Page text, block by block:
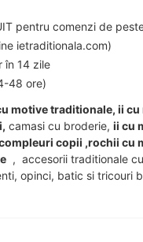
pentru comenzi de
ietraditionala.com)
în 14 zile
48 ore)
motive traditionale, ii cu
camasi cu broderie, ii cu
copii ,rochii cu
, accesorii traditionale
opinci, batic si tricouri